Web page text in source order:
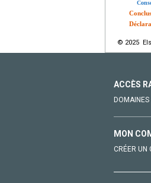
© 2025
ACCÈS
DOMAINES
MON
CRÉER UN